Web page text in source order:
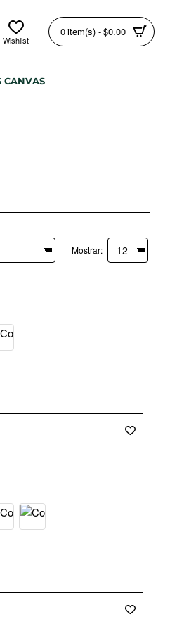
Wishlist
0 item(s) - $0.00
CANVAS
Mostrar: